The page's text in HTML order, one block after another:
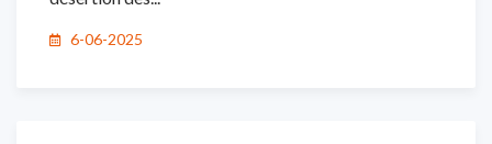
6-06-2025